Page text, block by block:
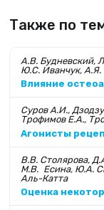
Также по
А.В. Будневский,
Ю.С. Иванчук, А.Я.
Влияние
Суров А.И.,
Трофимов Е.А.,
Агонисты
В.В. Столярова,
М.В. Есина, Ю.А.
Аль-Катта
Оценка